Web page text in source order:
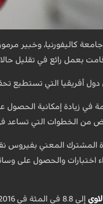
كاليفورنيا، وخبير
قامت بعمل رائع في تقليل
دول أفريقيا التي تستطيع
في زيادة إمكانية الحصول
من الخطوات التي تساعد
المشترك المعني بفيروس
اختبارات والحصول على
إلى 8.8 في المئة في 2016 من 30 في المئة في عام 1985، عندما سجلت أول حالة إصابة به في البلاد.